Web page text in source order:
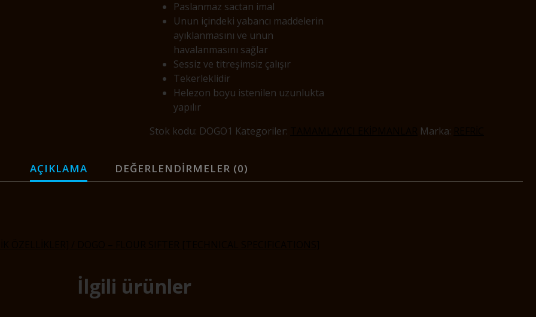
Paslanmaz sactan imal
Unun içindeki yabancı maddelerin
ayıklanmasını ve unun
havalanmasını sağlar
Sessiz ve titreşimsiz çalışır
Tekerleklidir
Helezon boyu istenilen uzunlukta
yapılır
Stok kodu: DOGO1 Kategoriler: Marka:
AÇIKLAMA DEĞERLENDIRMELER (0)
İlgili ürünler